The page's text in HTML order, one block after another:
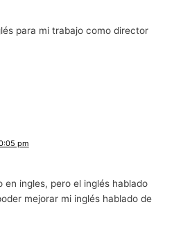
para mi trabajo como director
pm
ingles, pero el inglés hablado
mejorar mi inglés hablado de